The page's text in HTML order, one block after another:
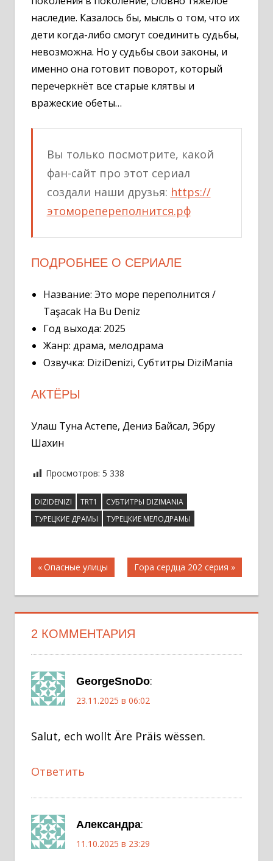
наследие. Казалось бы, мысль о том, что их
дети когда-либо смогут соединить судьбы,
невозможна. Но у судьбы свои законы, и
именно она готовит поворот, который
перечеркнёт все старые клятвы и
вражеские обеты…
Вы только посмотрите, какой
фан-сайт про этот сериал
создали наши друзья: https://
этоморепереполнится.рф
ПОДРОБНЕЕ О СЕРИАЛЕ
Название: Это море переполнится /
Taşacak Ha Bu Deniz
Год выхода: 2025
Жанр: драма, мелодрама
Озвучка: DiziDenizi, Субтитры DiziMania
АКТЁРЫ
Улаш Туна Астепе, Дениз Байсал, Эбру
Шахин
Просмотров: 5 338
DIZIDENIZI TRT1
СУБТИТРЫ DIZIMANIA
ТУРЕЦКИЕ ДРАМЫ
ТУРЕЦКИЕ МЕЛОДРАМЫ
Навигация
Предыдущая
запись;
Опасные улицы
Следующая
запись:
Гора сердца 202 серия
2 КОММЕНТАРИЯ
GeorgeSnoDo:
23.11.2025 в 06:02
Salut, ech wollt Äre Präis wëssen.
Ответить
Александра:
11.10.2025 в 23:29